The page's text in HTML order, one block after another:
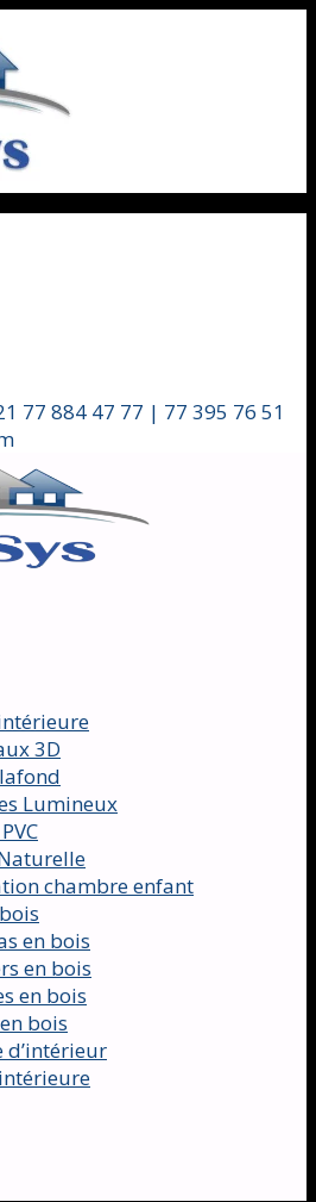
77 884 47 77 | 77 395 76 51
3D
Lumineux
chambre enfant
en bois
en bois
en bois
bois
d’intérieur